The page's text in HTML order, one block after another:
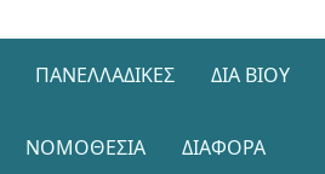
ΠΑΝΕΛΛΑΔΙΚΈΣ ΔΙΑ ΒΊΟΥ
ΝΟΜΟΘΕΣΊΑ ΔΙΑΦΟΡΑ